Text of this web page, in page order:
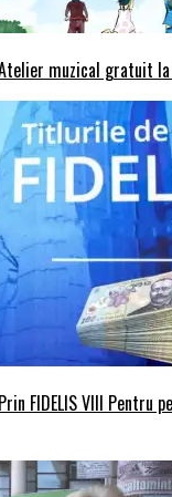
muzical gratuit la
FIDELIS VIII Pentru